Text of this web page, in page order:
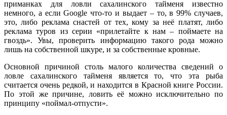
приманках для ловли сахалинского тайменя известно
немного, а если Google что-то и выдает – то, в 99% случаев,
это, либо реклама снастей от тех, кому за неё платят, либо
реклама туров из серии «прилетайте к нам – поймаете на
гвоздь». Увы, проверить информацию такого рода можно
лишь на собственной шкуре, и за собственные кровные.
Основной причиной столь малого количества сведений о
ловле сахалинского тайменя является то, что эта рыба
считается очень редкой, и находится в Красной книге России.
По этой же причине, ловить её можно исключительно по
принципу «поймал-отпусти».